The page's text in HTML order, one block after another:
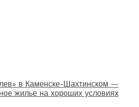
в Каменске-Шахтинском —
жилье на хороших условиях